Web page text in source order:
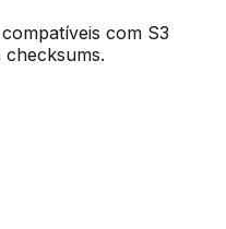
com S3
checksums.